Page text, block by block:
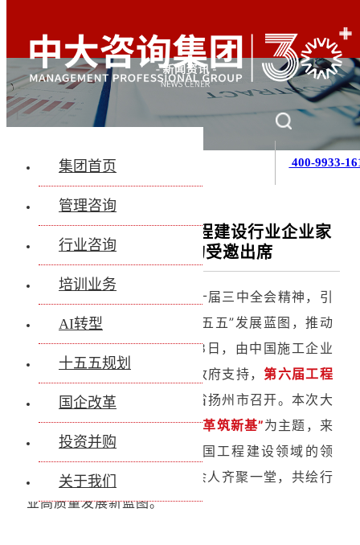
集团首页
管理咨询
行业咨询
培训业务
AI转型
十五五规划
国企改革
投资并购
关于我们
400-9933-
中施企协举办第六届工程建设行业企业家
智会，中大咨询受邀出席
为深入贯彻党的二十大和二十届三中全会精神，引
领工程建设企业科学规划“十五五”发展蓝图，推动
企业深化改革，7月16日至18日，由中国施工企业
管理协会指导、扬州市人民政府支持，第六届工程
建设行业企业家智会
在江苏省扬州市召开。本次大
会以“战略领航开新局 深化改革筑新基”为主题，来
自国家部委、行业协会、全国工程建设领域的领
导、专家及知名企业家200余人齐聚一堂，共绘行
业高质量发展新蓝图。